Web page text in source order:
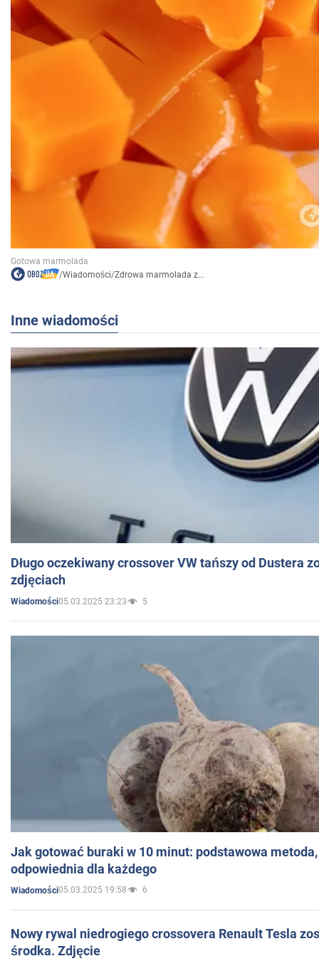
/Wiadomości/Zdrowa marmolada z...
Inne wiadomości
Długo oczekiwany crossover VW tańszy od Dustera
zdjęciach
Wiadomości05.03.2025 23:23 5
Jak gotować buraki w 10 minut: podstawowa
odpowiednia dla każdego
Wiadomości05.03.2025 19:58 6
Nowy rywal niedrogiego crossovera Renault Tesla
środka. Zdjęcie